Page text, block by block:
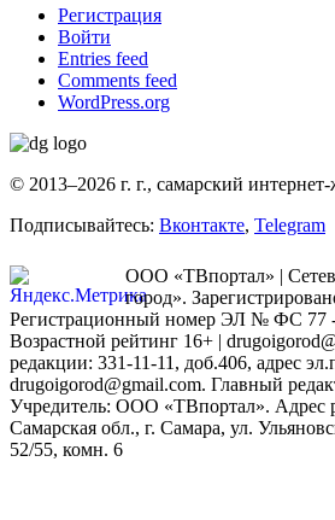
Регистрация
Войти
Entries feed
Comments feed
WordPress.org
© 2013–2026 г. г., самарский
Подписывайтесь: Вконтакте, Telegram
ООО «ТВпортал» |
город».
Регистрационный номер ЭЛ № ФС 77 -
Возрастной рейтинг 16+ |
редакции: 331-11-11, доб.406, адрес
drugoigorod@gmail.com. Главный
Учредитель: ООО «ТВпортал». Адрес
Самарская обл., г. Самара, ул.
52/55, комн. 6